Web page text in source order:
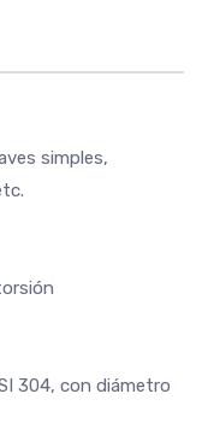
simples,
304, con diámetro